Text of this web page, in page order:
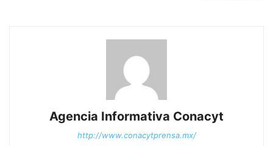
Agencia Informativa Conacyt
http://www.conacytprensa.mx/